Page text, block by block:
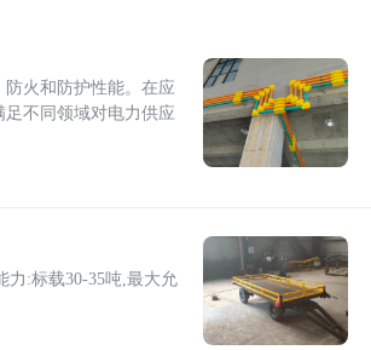
火和防护性能。在应
不同领域对电力供应
力:标载30-35吨,最大允